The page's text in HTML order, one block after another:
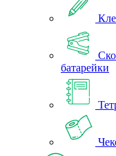
батарейки